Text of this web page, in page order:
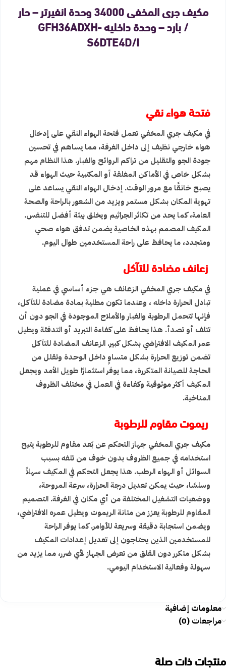
مكيف جرى المخفى 34000 وحدة انفيرتر – حار
/ بارد – وحدة داخليه GFH36ADXH-
S6DTE4D/I
فتحة هواء نقي
في مكيف جري المخفي تعمل فتحة الهواء النقي على إدخال
هواء خارجي نظيف إلى داخل الغرفة، مما يساهم في تحسين
جودة الجو والتقليل من تراكم الروائح والغبار. هذا النظام مهم
بشكل خاص في الأماكن المغلقة أو المكتبية حيث الهواء قد
يصبح خانقًا مع مرور الوقت. إدخال الهواء النقي يساعد على
تهوية المكان بشكل مستمر ويزيد من الشعور بالراحة والصحة
العامة، كما يحد من تكاثر الجراثيم ويخلق بيئة أفضل للتنفس.
المكيف المصمم بهذه الخاصية يضمن تدفق هواء صحي
ومتجدد، ما يحافظ على راحة المستخدمين طوال اليوم.
زعانف مضادة للتآكل
في مكيف جري المخفي الزعانف هي جزء أساسي في عملية
تبادل الحرارة داخله ، وعندما تكون مطلية بمادة مضادة للتآكل،
فإنها تتحمل الرطوبة والغبار والأملاح الموجودة في الجو دون أن
تتلف أو تصدأ. هذا يحافظ على كفاءة التبريد أو التدفئة ويطيل
عمر المكيف الافتراضي بشكل كبير. الزعانف المضادة للتآكل
تضمن توزيع الحرارة بشكل متساوٍ داخل الوحدة وتقلل من
الحاجة للصيانة المتكررة، مما يوفر استثمارًا طويل الأمد ويجعل
المكيف أكثر موثوقية وكفاءة في العمل في مختلف الظروف
المناخية.
ريموت مقاوم للرطوبة
مكيف جري المخفي جهاز التحكم عن بُعد مقاوم للرطوبة يتيح
استخدامه في جميع الظروف بدون خوف من تلفه بسبب
السوائل أو الهواء الرطب. هذا يجعل التحكم في المكيف سهلاً
وسلسًا، حيث يمكن تعديل درجة الحرارة، سرعة المروحة،
ووضعيات التشغيل المختلفة من أي مكان في الغرفة. التصميم
المقاوم للرطوبة يعزز من متانة الريموت ويطيل عمره الافتراضي،
ويضمن استجابة دقيقة وسريعة للأوامر. كما يوفر الراحة
للمستخدمين الذين يحتاجون إلى تعديل إعدادات المكيف
بشكل متكرر دون القلق من تعرض الجهاز لأي ضرر، مما يزيد من
سهولة وفعالية الاستخدام اليومي.
معلومات إضافية
مراجعات (0)
منتجات ذات صلة